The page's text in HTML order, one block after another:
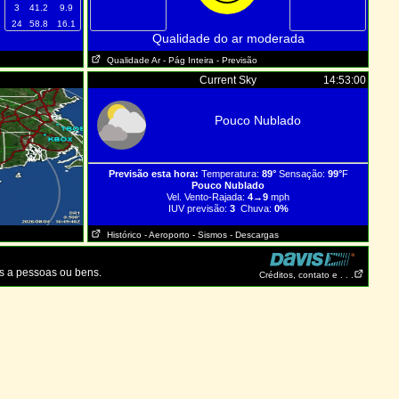
3
41.2
9.9
24
58.8 16.1
Qualidade do ar moderada
Qualidade Ar - Pág Inteira - Previsão
Current Sky 14:53:00
Pouco Nublado
Previsão esta hora: Temperatura: 89°Sensação: 99°F
Pouco Nublado
Vel. Vento-Rajada: 4→9 mph
IUV previsão: 3Chuva: 0%
Histórico - Aeroporto - Sismos - Descargas
a pessoas ou bens.
Créditos, contato e . . .